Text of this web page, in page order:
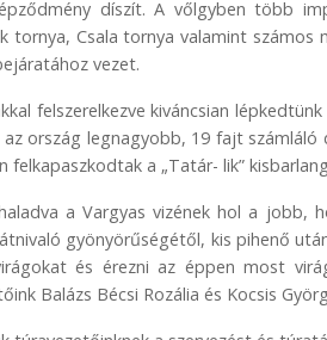
díszít. A vőlgyben több
tornya, Csala tornya valamint
vezet.
felszerelkezve kiváncsian
ország legnagyobb, 19 fajt
felkapaszkodtak a „Tatár- lik”
a Vargyas vizének hol a jobb,
gyönyörűségétől, kis pihenő
és érezni az éppen most
Balázs Bécsi Rozália és Kocsis